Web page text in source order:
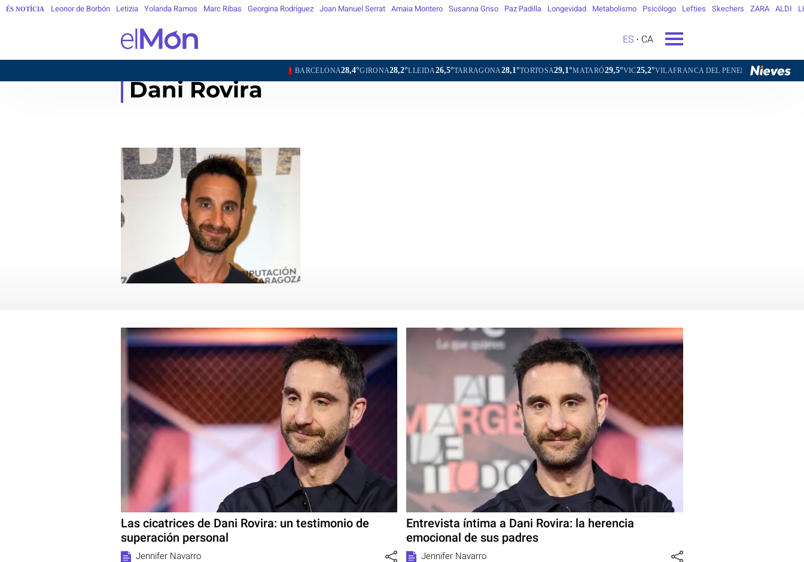
ÉS NOTÍCIA Leonor de Borbón Letizia Yolanda Ramos Marc Ribas Georgina Rodríguez Joan Manuel Serrat Amaia Montero Susanna Griso Paz Padilla Longevidad Metabolismo Psicólogo Lefties Skechers ZARA ALDI
ES CA
28,4°GIRONA28,2°LLEIDA26,5°TARRAGONA28,1°TORTOSA29,1°MATARÓ29,5°VIC25,2°VILAFRANCA DEL PENEDÈS27,3°VILANOVA I LA GELTRÚ
Dani Rovira
Las cicatrices de Dani Rovira: un testimonio de
superación personal
Jennifer Navarro
Entrevista íntima a Dani Rovira: la herencia
emocional de sus padres
Jennifer Navarro